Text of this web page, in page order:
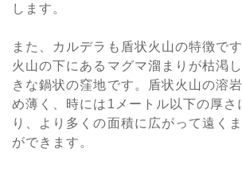
します。
また、カルデラも盾状火山の特徴で
火山の下にあるマグマ溜まりが枯渇
きな鍋状の窪地です。盾状火山の溶
め薄く、時には1メートル以下の厚さ
り、より多くの面積に広がって遠く
ができます。